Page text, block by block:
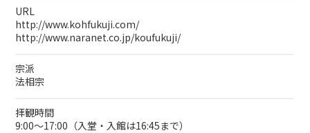
URL
http://www.kohfukuji.com/
http://www.naranet.co.jp/koufukuji/
宗派
法相宗
拝観時間
9:00～17:00（入堂・入館は16:45まで）